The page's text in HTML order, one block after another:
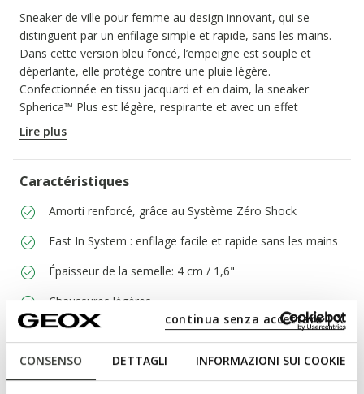
CONSENSO DETTAGLI INFORMAZIONI SUI COOKIE
continua senza accettare | X
Sneaker de ville pour femme au design innovant, qui se
distinguent par un enfilage simple et rapide, sans les mains.
Dans cette version bleu foncé, l’empeigne est souple et
déperlante, elle protège contre une pluie légère.
Confectionnée en tissu jacquard et en daim, la sneaker
Spherica™ Plus est légère, respirante et avec un effet
amortissant, pour un confort total et sans effort.
CODE PRODUIT:
Lire plus
Caractéristiques
Amorti renforcé, grâce au Système Zéro Shock
Fast In System : enfilage facile et rapide sans les mains
Épaisseur de la semelle: 4 cm / 1,6"
Chaussures légères
Lacets élastiques pour ajuster le chaussant; Semelle
intérieure amovible